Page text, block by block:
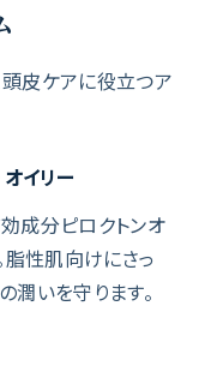
皮ケアに役立つア
イリー
成分ピロクトンオ
脂性肌向けにさっ
潤いを守ります。